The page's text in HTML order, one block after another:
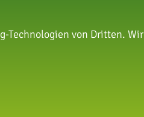
Technologien von Dritten. Wir